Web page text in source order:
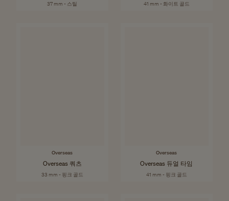
37 mm - 스틸 41 mm - 화이트 골드
Overseas
Overseas 쿼츠
33 mm - 핑크 골드
Overseas
Overseas 듀얼 타임
41 mm - 핑크 골드